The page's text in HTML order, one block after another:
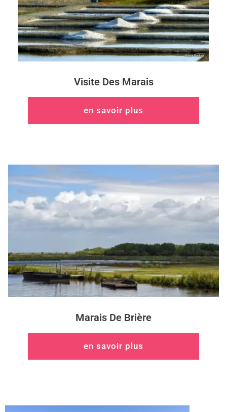
Visite Des Marais
en savoir plus
Marais De Brière
en savoir plus